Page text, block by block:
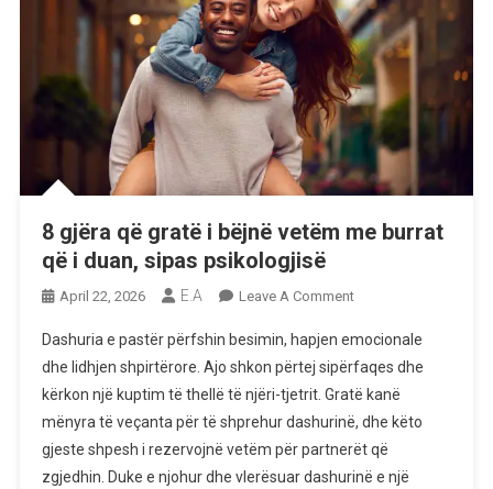
8 gjëra që gratë i bëjnë vetëm me burrat
që i duan, sipas psikologjisë
April 22, 2026 E.A Leave A CommentOn
Gjëra
Që
Gratë
I
Bëjnë
Vetëm
Dashuria e pastër përfshin besimin, hapjen emocionale
dhe lidhjen shpirtërore. Ajo shkon përtej sipërfaqes dhe
kërkon një kuptim të thellë të njëri-tjetrit. Gratë kanë
mënyra të veçanta për të shprehur dashurinë, dhe këto
gjeste shpesh i rezervojnë vetëm për partnerët që
zgjedhin. Duke e njohur dhe vlerësuar dashurinë e një